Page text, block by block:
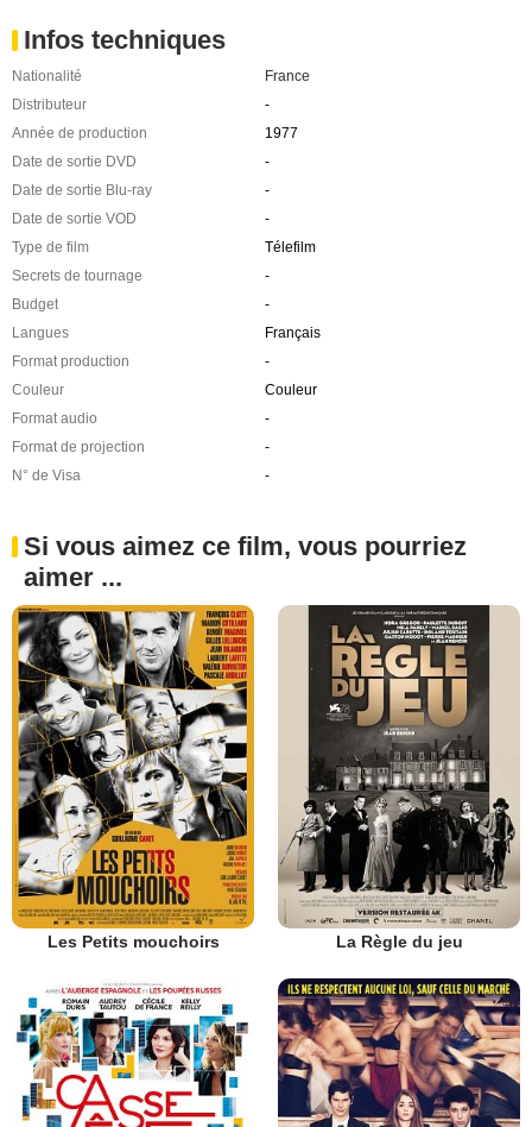
Infos techniques
Nationalité
France
Distributeur
-
Année de production
1977
Date de sortie DVD
-
Date de sortie Blu-ray
-
Date de sortie VOD
-
Type de film
Télefilm
Secrets de tournage
-
Budget
-
Langues
Français
Format production
-
Couleur
Couleur
Format audio
-
Format de projection
-
N° de Visa
-
Si vous aimez ce film, vous pourriez
aimer ...
Les Petits mouchoirs La Règle du jeu